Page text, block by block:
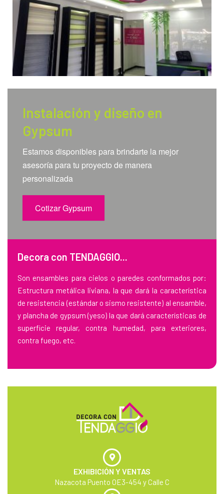
Instalación y diseño en
Gypsum
Estamos disponibles para brindarte la mejor
asesoría para tu proyecto de manera
personalizada
Cotizar Gypsum
Decora con TENDAGGIO...
Son ensambles para cielos o paredes conformados por:
Estructura metálica liviana, la que dará la característica
de resistencia (estándar o sismo resistente) al ensamble,
y plancha de gypsum (yeso) la que dará características de
superficie regular, contra humedad, para exteriores,
contra fuego, etc.
EXHIBICIÓN Y VENTAS
Nazacota Puento OE3-454 y Calle C